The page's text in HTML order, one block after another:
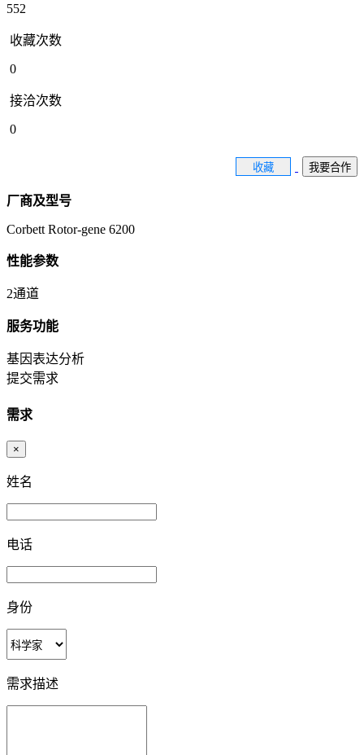
552
收藏次数
0
接洽次数
0
收藏 我要合作
厂商及型号
Corbett Rotor-gene 6200
性能参数
2通道
服务功能
基因表达分析
提交需求
需求
×
姓名
电话
身份
需求描述